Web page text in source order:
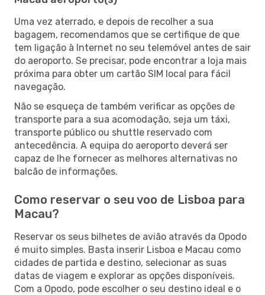
Uma vez aterrado, e depois de recolher a sua
bagagem, recomendamos que se certifique de que
tem ligação à Internet no seu telemóvel antes de sair
do aeroporto. Se precisar, pode encontrar a loja mais
próxima para obter um cartão SIM local para fácil
navegação.
Não se esqueça de também verificar as opções de
transporte para a sua acomodação, seja um táxi,
transporte público ou shuttle reservado com
antecedência. A equipa do aeroporto deverá ser
capaz de lhe fornecer as melhores alternativas no
balcão de informações.
Como reservar o seu voo de Lisboa para
Macau?
Reservar os seus bilhetes de avião através da Opodo
é muito simples. Basta inserir Lisboa e Macau como
cidades de partida e destino, selecionar as suas
datas de viagem e explorar as opções disponíveis.
Com a Opodo, pode escolher o seu destino ideal e o